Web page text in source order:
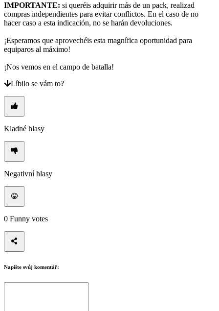
IMPORTANTE: si queréis adquirir más de un pack, realizad
compras independientes para evitar conflictos. En el caso de no
hacer caso a esta indicación, no se harán devoluciones.
¡Esperamos que aprovechéis esta magnífica oportunidad para
equiparos al máximo!
¡Nos vemos en el campo de batalla!
Líbilo se vám to?
Kladné hlasy
Negativní hlasy
0 Funny votes
Napište svůj komentář: